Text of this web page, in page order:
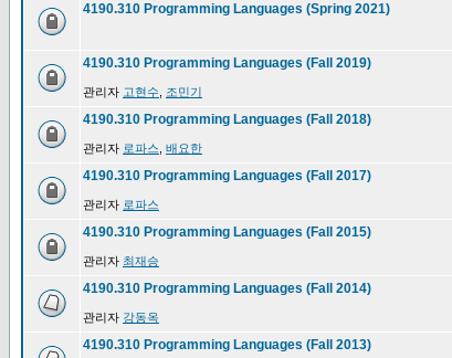
4190.310 Programming Languages (Spring 2021)
4190.310 Programming Languages (Fall 2019)
관리자 고현수 조민기
4190.310 Programming Languages (Fall 2018)
관리자 로파스 배요한
4190.310 Programming Languages (Fall 2017)
관리자 로파스
4190.310 Programming Languages (Fall 2015)
관리자 최재승
4190.310 Programming Languages (Fall 2014)
관리자 강동옥
4190.310 Programming Languages (Fall 2013)